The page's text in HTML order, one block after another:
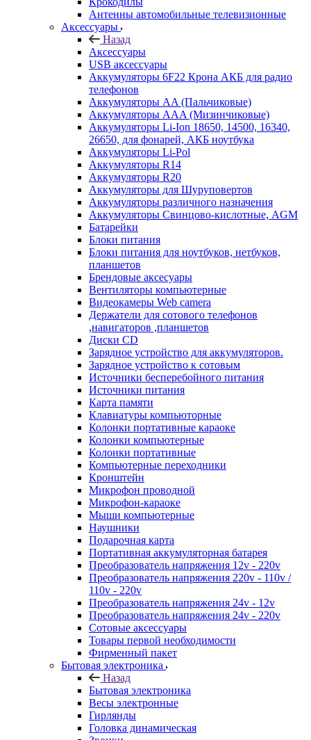
Антенны автомобильные телевизионные
Аксессуары
Назад
Аксессуары
USB аксессуары
Аккумуляторы 6F22 Крона АКБ для радио
телефонов
Аккумуляторы AA (Пальчиковые)
Аккумуляторы AAA (Мизинчиковые)
Аккумуляторы Li-Ion 18650, 14500, 16340,
26650, для фонарей, АКБ ноутбука
Аккумуляторы Li-Pol
Аккумуляторы R14
Аккумуляторы R20
Аккумуляторы для Шуруповертов
Аккумуляторы различного назначения
Аккумуляторы Свинцово-кислотные, AGM
Батарейки
Блоки питания
Блоки питания для ноутбуков, нетбуков,
планшетов
Брендовые аксесуары
Вентиляторы компьютерные
Видеокамеры Web camera
Держатели для сотового телефонов
,навигаторов ,планшетов
Диски CD
Зарядное устройство для аккумуляторов.
Зарядное устройство к сотовым
Источники бесперебойного питания
Источники питания
Карта памяти
Клавиатуры компьюторные
Колонки портативные караоке
Колонки компьютерные
Колонки портативные
Компьютерные переходники
Кронштейн
Микрофон проводной
Микрофон-караоке
Мыши компьютерные
Наушники
Подарочная карта
Портативная аккумуляторная батарея
Преобразователь напряжения 12v - 220v
Преобразователь напряжения 220v - 110v /
110v - 220v
Преобразователь напряжения 24v - 12v
Преобразователь напряжения 24v - 220v
Сотовые аксессуары
Товары первой необходимости
Фирменный пакет
Бытовая электроника
Назад
Бытовая электроника
Весы электронные
Гирлянды
Головка динамическая